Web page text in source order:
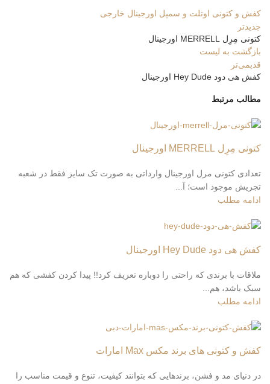
کفش و کتونی اوتلت و سمپل اورجینال خارجی
جدیدتر
کتونی مِرِل MERRELL اورجینال
بازگشت به لیست
قدیمی‌تر
کفش هی دود Hey Dude اورجینال
مطالب مرتبط
کتونی مِرِل MERRELL اورجینال
تعدادی کتونی مرل اورجینال وارداتی به صورت تک سایز فقط در شعبه
تجریش موجود است؛ آ...
ادامه مطلب
کفش هی دود Hey Dude اورجینال
ملاقات با برندی که راحتی را دوباره تعریف کرد!! پیدا کردن کفشی که هم
سبک باشد، هم...
ادامه مطلب
کفش و کتونی های برند مکس Max امارات
در دنیای مد و فشن، برندهایی که بتوانند کیفیت، تنوع و قیمت مناسب را